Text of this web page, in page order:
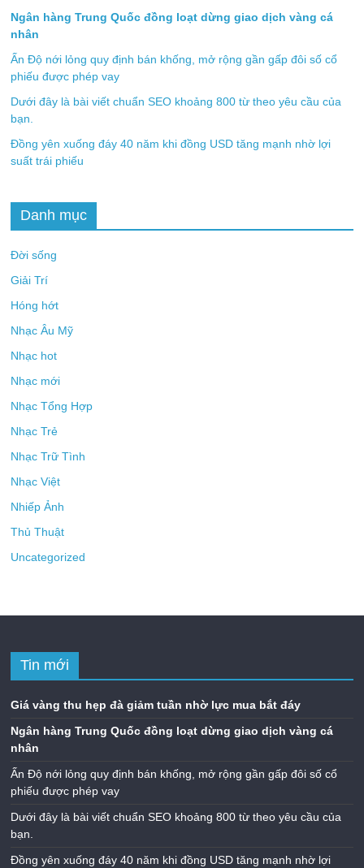
Ngân hàng Trung Quốc đồng loạt dừng giao dịch vàng cá
nhân
Ấn Độ nới lỏng quy định bán khống, mở rộng gần gấp đôi số cổ
phiếu được phép vay
Dưới đây là bài viết chuẩn SEO khoảng 800 từ theo yêu cầu của
bạn.
Đồng yên xuống đáy 40 năm khi đồng USD tăng mạnh nhờ lợi
suất trái phiếu
Danh mục
Đời sống
Giải Trí
Hóng hớt
Nhạc Âu Mỹ
Nhạc hot
Nhạc mới
Nhạc Tổng Hợp
Nhạc Trẻ
Nhạc Trữ Tình
Nhạc Việt
Nhiếp Ảnh
Thủ Thuật
Uncategorized
Tin mới
Giá vàng thu hẹp đà giảm tuần nhờ lực mua bắt đáy
Ngân hàng Trung Quốc đồng loạt dừng giao dịch vàng cá
nhân
Ấn Độ nới lỏng quy định bán khống, mở rộng gần gấp đôi số cổ
phiếu được phép vay
Dưới đây là bài viết chuẩn SEO khoảng 800 từ theo yêu cầu của
bạn.
Đồng yên xuống đáy 40 năm khi đồng USD tăng mạnh nhờ lợi